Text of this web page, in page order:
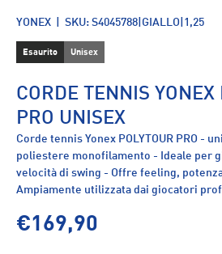
YONEX SKU: S4045788|GIALLO|1,25
Esaurito Unisex
CORDE TENNIS YONEX
PRO UNISEX
Corde tennis Yonex POLYTOUR PRO -
poliestere monofilamento - Ideale per
velocità di swing - Offre feeling,
Ampiamente utilizzata dai giocatori
€169,90